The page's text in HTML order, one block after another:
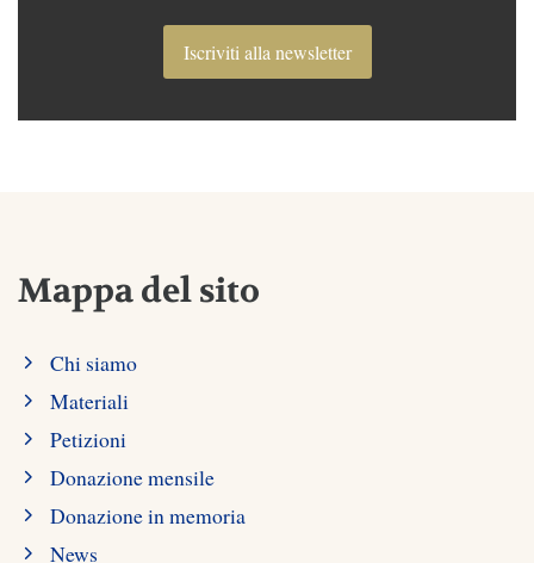
Iscriviti alla newsletter
Mappa del sito
Chi siamo
Materiali
Petizioni
Donazione mensile
Donazione in memoria
News